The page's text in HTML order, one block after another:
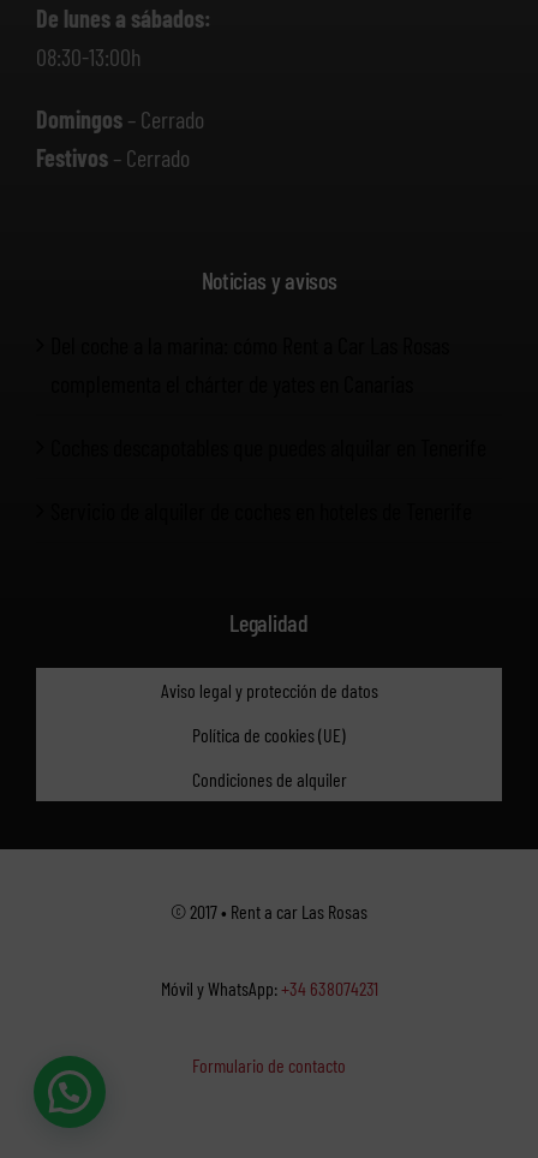
De lunes a sábados:
08:30-13:00h
Domingos– Cerrado
Festivos– Cerrado
Noticias y avisos
Legalidad
Aviso legal y protección de datos
Política de cookies (UE)
Condiciones de alquiler
© 2017 • Rent a car Las Rosas
Móvil y WhatsApp:+34 638074231
Formulario de contacto